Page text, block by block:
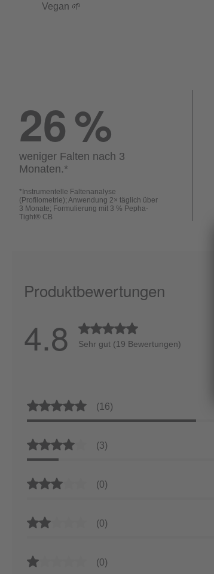
Vegan 🌱
26%
weniger Falten nach 3
Monaten.*
* Instrumentelle Faltenanalyse
(Profilometrie); Anwendung 2× täglich über
3 Monate; Formulierung mit 3 % Pepha-
Tight® CB
Produktbewertungen
4.8 Durchschnittliche Bewertung
Sehr gut (19 Bewertungen)
Durchschnittliche Bewertung von 5 von 5
(16)
Durchschnittliche Bewertung von 4 von 5
(3)
Durchschnittliche Bewertung von 3 von 5
(0)
Durchschnittliche Bewertung von 2 von 5
(0)
Durchschnittliche Bewertung von 1 von 5
(0)